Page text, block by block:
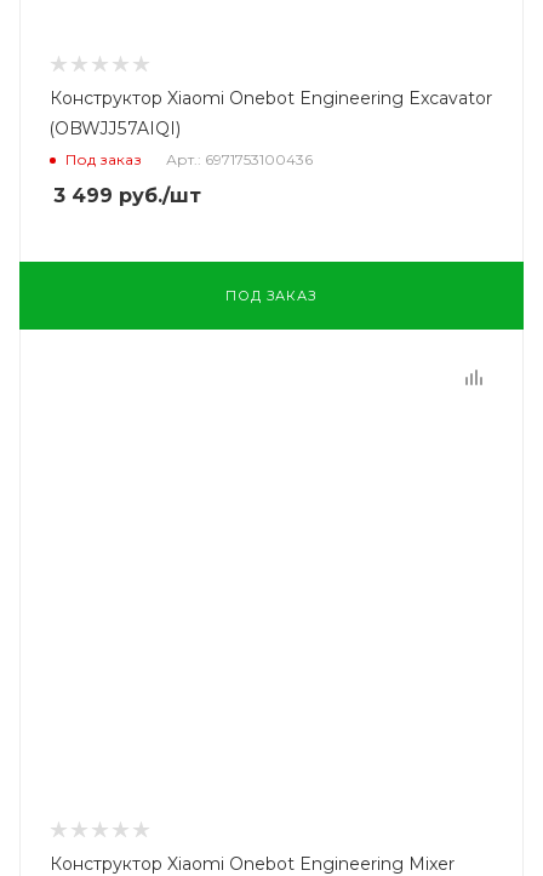
Конструктор Xiaomi Onebot Engineering Excavator
(OBWJJ57AIQI)
Под заказ Арт.: 6971753100436
3 499 руб./шт
ПОД ЗАКАЗ
Конструктор Xiaomi Onebot Engineering Mixer